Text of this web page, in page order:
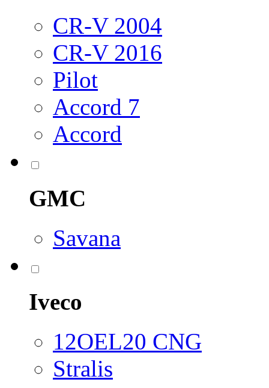
CR-V 2004
CR-V 2016
Pilot
Accord 7
Accord
GMC
Savana
Iveco
12OEL20 CNG
Stralis